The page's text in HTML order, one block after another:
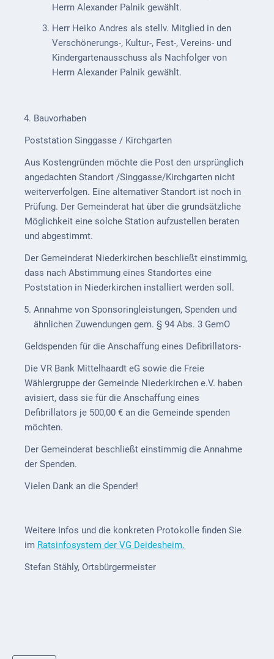
Downloads
Historisches
Bau
Schwesternhaus
1906
Bürgerhospital
Deidesheim
Akten
ab
1793
Geplante
Regionalbahn
1907
Teilung
Gemarkungen
ab
1816
Datenschutz
Kontakt
und Events
Kultur &
Freizeit
Radfahren
Herrn Alexander Palnik gewählt.
Herr Heiko Andres als stellv. Mitglied in den
Verschönerungs-, Kultur-, Fest-, Vereins- und
Kindergartenausschuss als Nachfolger von
Herrn Alexander Palnik gewählt.
Bauvorhaben
Poststation Singgasse / Kirchgarten
Aus Kostengründen möchte die Post den ursprünglich
angedachten Standort /Singgasse/Kirchgarten nicht
weiterverfolgen. Eine alternativer Standort ist noch in
Prüfung. Der Gemeinderat hat über die grundsätzliche
Möglichkeit eine solche Station aufzustellen beraten
und abgestimmt.
Der Gemeinderat Niederkirchen beschließt einstimmig,
dass nach Abstimmung eines Standortes eine
Poststation in Niederkirchen installiert werden soll.
Annahme von Sponsoringleistungen, Spenden und
ähnlichen Zuwendungen gem. § 94 Abs. 3 GemO
Geldspenden für die Anschaffung eines Defibrillators-
Die VR Bank Mittelhaardt eG sowie die Freie
Wählergruppe der Gemeinde Niederkirchen e.V. haben
avisiert, dass sie für die Anschaffung eines
Defibrillators je 500,00 € an die Gemeinde spenden
möchten.
Der Gemeinderat beschließt einstimmig die Annahme
der Spenden.
Vielen Dank an die Spender!
Weitere Infos und die konkreten Protokolle finden Sie
im Ratsinfosystem der VG Deidesheim.
Stefan Stähly, Ortsbürgermeister